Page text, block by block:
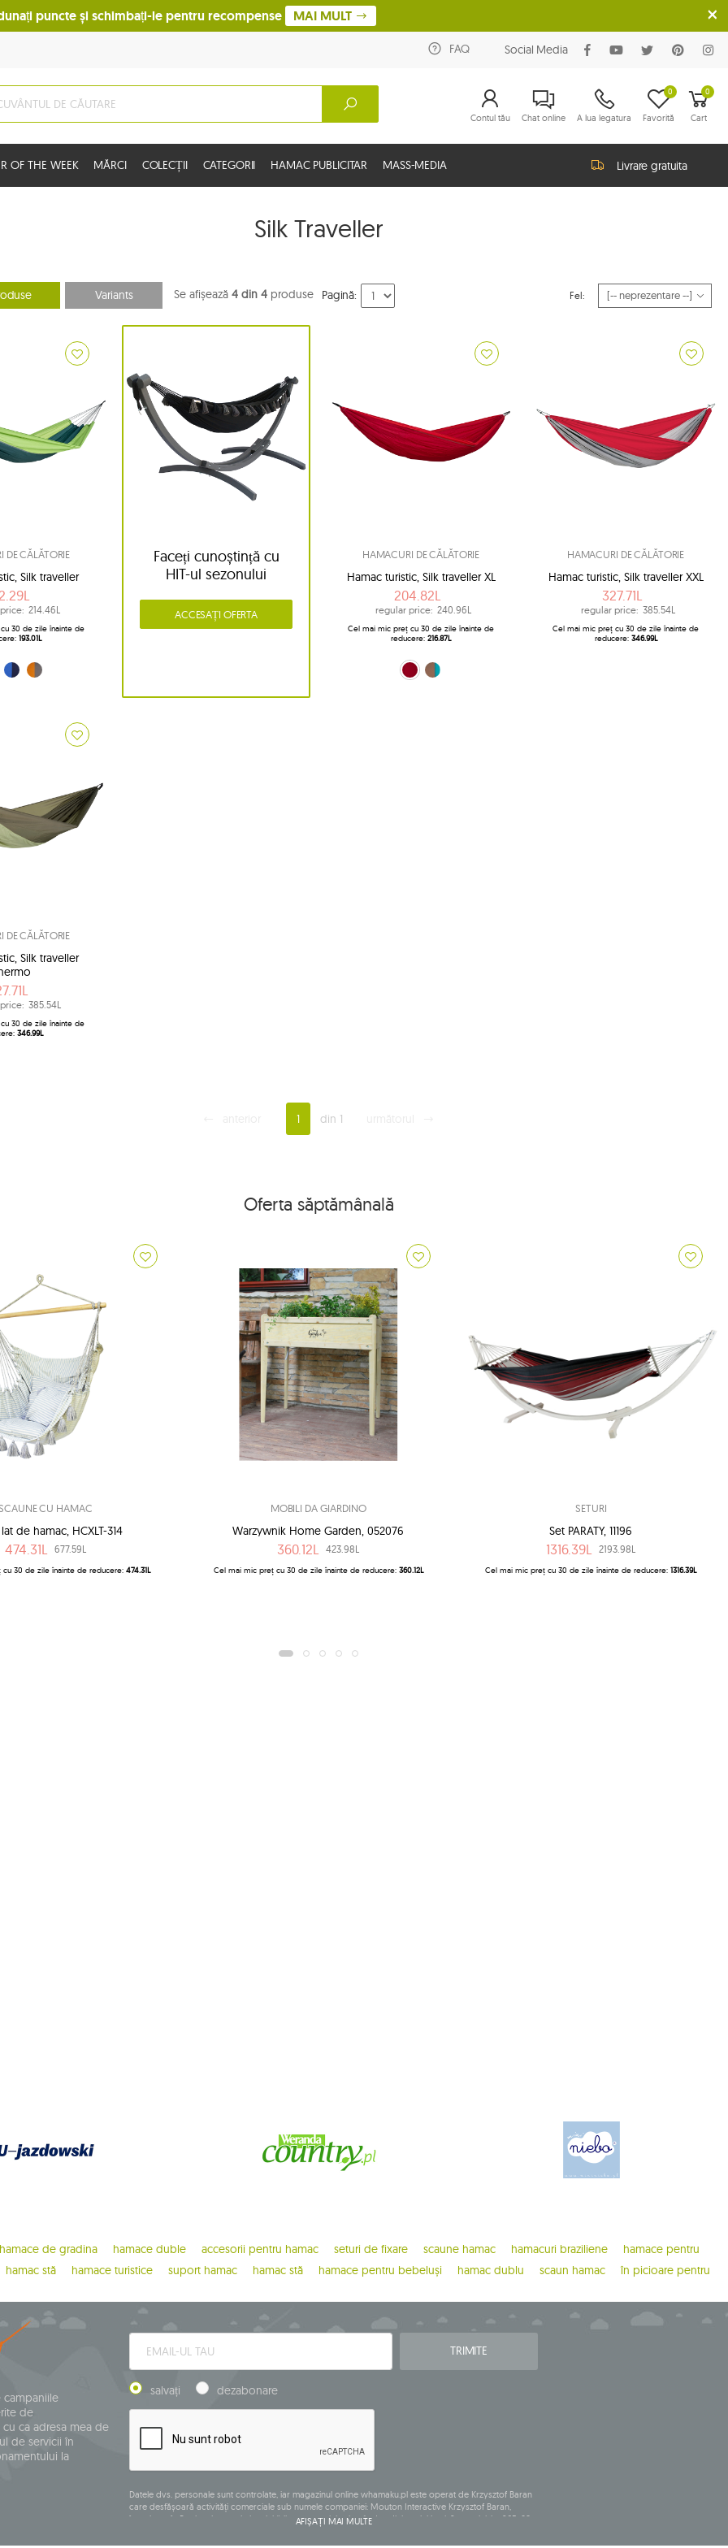
puncte și schimbați-le pentru recompense MAI MULT
FAQ Social Media
Contul tău Chat online A lua legatura Favorită
0 0
Cart
OF THE WEEK MĂRCI COLECȚII CATEGORII HAMAC PUBLICITAR MASS-MEDIA Livrare gratuita
Silk Traveller
Variants Se afișează 4 din 4 produse Pagină: Fel:
DE CĂLĂTORIE
Silk traveller
214.46L
30 de zile înainte de
193.01L
(Ocean)(Techno)
Faceți cunoștință cu
HIT-ul sezonului
ACCESAȚI OFERTA
HAMACURI DE CĂLĂTORIE
Hamac turistic, Silk traveller XL
204.82L
regular price: 240.96L
Cel mai mic preț cu 30 de zile înainte de
reducere: 216.87L
roșu (Chili)
maro (Mountain)
HAMACURI DE CĂLĂTORIE
Hamac turistic, Silk traveller XXL
327.71L
regular price: 385.54L
Cel mai mic preț cu 30 de zile înainte de
reducere: 346.99L
DE CĂLĂTORIE
Silk traveller
385.54L
30 de zile înainte de
346.99L
1 din 1
Oferta săptămânală
CU HAMAC
de hamac, HCXLT-314
474.31L 677.59L
30 de zile înainte de reducere: 474.31L
MOBILI DA GIARDINO
Warzywnik Home Garden, 052076
360.12L 423.98L
Cel mai mic preț cu 30 de zile înainte de reducere: 360.12L
SETURI
Set PARATY, 11196
1316.39L 2193.98L
Cel mai mic preț cu 30 de zile înainte de reducere:1316.39L
hamace de gradina hamace duble accesorii pentru hamac seturi de fixare scaune hamac hamacuri braziliene
hamace pentru
hamac stă hamace turistice suport hamac hamac stă hamace pentru bebeluși hamac dublu scaun hamac
în picioare pentru
campaniile
de
ca adresa mea de
de servicii în
la
TRIMITE
salvați dezabonare
Datele dvs. personale sunt controlate, iar magazinul online whamaku.pl este operat de Krzysztof Baran
care desfășoară activități comerciale sub numele companiei: Mouton Interactive Krzysztof Baran,
înregistrat în Registrul central al activităților comerciale și având sediul social la ul. Starowiejska 265, 08-
110 Siedlce, NIP (număr de identificare fiscală): 821-152-01-37, REGON (număr statistic): 711650928.
AFIȘAȚI MAI MULTE